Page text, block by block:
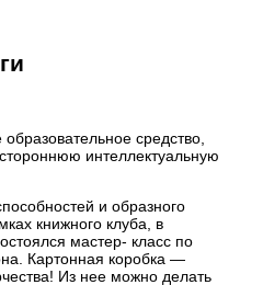
средство,
интеллектуальную
и образного
книжного клуба, в
мастер- класс по
Картонная коробка —
Из нее можно делать